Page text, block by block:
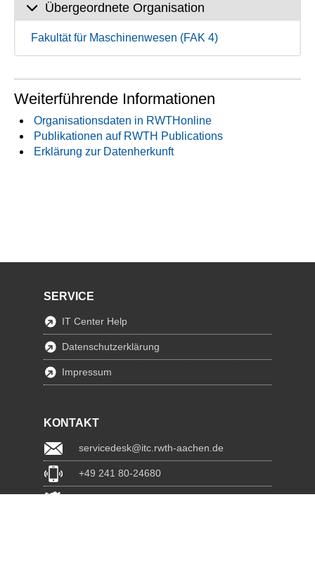
Übergeordnete Organisation
Fakultät für Maschinenwesen (FAK 4)
Weiterführende Informationen
Organisationsdaten in RWTHonline
Publikationen auf RWTH Publications
Erklärung zur Datenherkunft
SERVICE
IT Center Help
Datenschutzerklärung
Impressum
KONTAKT
servicedesk@itc.rwth-aachen.de
+49 241 80-24680